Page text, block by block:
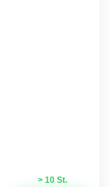
> 10 St.